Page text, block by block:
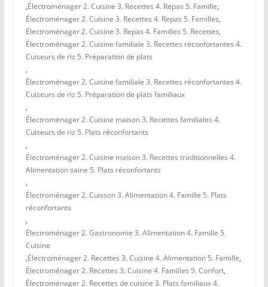
,Électroménager 2. Cuisine 3. Recettes 4. Repas 5. Famille,
Électroménager 2. Cuisine 3. Recettes 4. Repas 5. Familles,
Électroménager 2. Cuisine 3. Repas 4. Familles 5. Recettes,
Électroménager 2. Cuisine familiale 3. Recettes réconfortantes 4.
Cuiseurs de riz 5. Préparation de plats
,
Électroménager 2. Cuisine familiale 3. Recettes réconfortantes 4.
Cuiseurs de riz 5. Préparation de plats familiaux
,
Électroménager 2. Cuisine maison 3. Recettes familiales 4.
Cuiseurs de riz 5. Plats réconfortants
,
Électroménager 2. Cuisine maison 3. Recettes traditionnelles 4.
Alimentation saine 5. Plats réconfortants
,
Électroménager 2. Cuisson 3. Alimentation 4. Famille 5. Plats
réconfortants
,
Électroménager 2. Gastronomie 3. Alimentation 4. Famille 5.
Cuisine
,Électroménager 2. Recettes 3. Cuisine 4. Alimentation 5. Famille,
Électroménager 2. Recettes 3. Cuisine 4. Familles 5. Confort,
Électroménager 2. Recettes de cuisine 3. Plats familiaux 4.